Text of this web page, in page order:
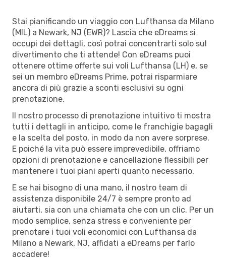
Stai pianificando un viaggio con Lufthansa da Milano
(MIL) a Newark, NJ (EWR)? Lascia che eDreams si
occupi dei dettagli, così potrai concentrarti solo sul
divertimento che ti attende! Con eDreams puoi
ottenere ottime offerte sui voli Lufthansa (LH) e, se
sei un membro eDreams Prime, potrai risparmiare
ancora di più grazie a sconti esclusivi su ogni
prenotazione.
Il nostro processo di prenotazione intuitivo ti mostra
tutti i dettagli in anticipo, come le franchigie bagagli
e la scelta del posto, in modo da non avere sorprese.
E poiché la vita può essere imprevedibile, offriamo
opzioni di prenotazione e cancellazione flessibili per
mantenere i tuoi piani aperti quanto necessario.
E se hai bisogno di una mano, il nostro team di
assistenza disponibile 24/7 è sempre pronto ad
aiutarti, sia con una chiamata che con un clic. Per un
modo semplice, senza stress e conveniente per
prenotare i tuoi voli economici con Lufthansa da
Milano a Newark, NJ, affidati a eDreams per farlo
accadere!